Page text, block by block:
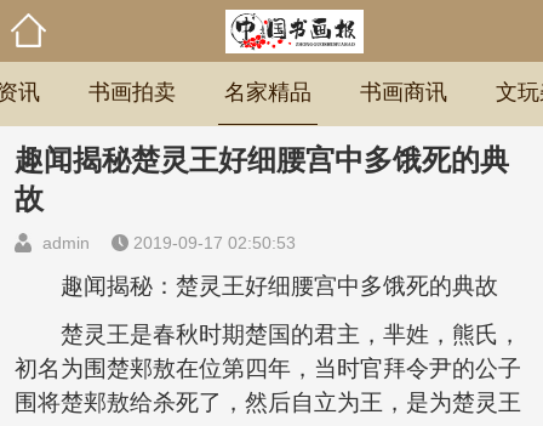
讯 书画拍卖 名家精品 书画商讯 文
趣闻揭秘楚灵王好细腰宫中多饿死的典
故
admin 2019-09-17 02:50:53
趣闻揭秘：楚灵王好细腰宫中多饿死的典故
楚灵王是春秋时期楚国的君主，芈姓，熊氏，
初名为围楚郏敖在位第四年，当时官拜令尹的公子
围将楚郏敖给杀死了，然后自立为王，是为楚灵王